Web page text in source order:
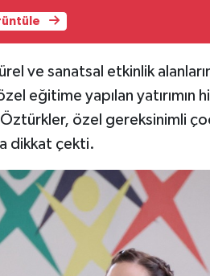
ve sanatsal etkinlik
eğitime yapılan yatırımın
özel gereksinimli
dikkat çekti.